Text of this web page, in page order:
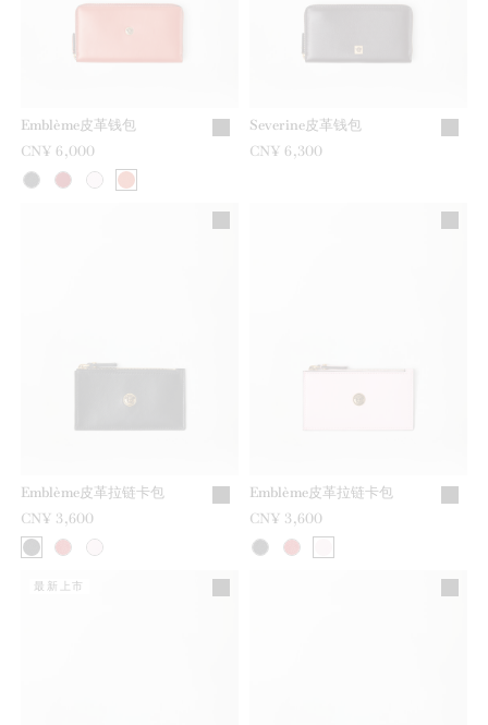
Emblème皮革钱包
CN¥ 6,000
Severine皮革钱包
CN¥ 6,300
Emblème皮革拉链卡包
CN¥ 3,600
Emblème皮革拉链卡包
CN¥ 3,600
最新上市